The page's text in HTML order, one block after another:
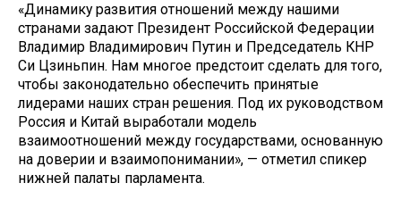
«Динамику развития отношений между нашими
странами задают Президент Российской Федерации
Владимир Владимирович Путин и Председатель КНР
Си Цзиньпин. Нам многое предстоит сделать для того,
чтобы законодательно обеспечить принятые
лидерами наших стран решения. Под их руководством
Россия и Китай выработали модель
взаимоотношений между государствами, основанную
на доверии и взаимопонимании», — отметил спикер
нижней палаты парламента.